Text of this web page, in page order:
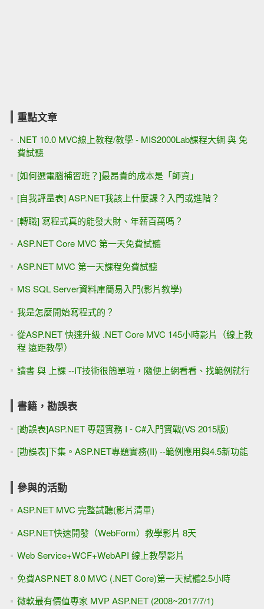
重點文章
.NET 10.0 MVC線上教程/教學 - MIS2000Lab課程大綱 與 免
費試聽
[如何選電腦補習班？]最昂貴的成本是「師資」
[自我評量表] ASP.NET我該上什麼課？入門或進階？
[轉職] 寫程式真的能發大財、年薪百萬嗎？
ASP.NET Core MVC 第一天免費試聽
ASP.NET MVC 第一天課程免費試聽
MS SQL Server資料庫簡易入門(影片教學)
我是怎麼開始寫程式的？
從ASP.NET 快速升級 .NET Core MVC 145小時影片（線上教
程 遠距教學）
讀書 與 上課 --IT技術很簡單啦，隨便上網看看、找範例就行
書籍，勘誤表
[勘誤表]ASP.NET 專題實務 I - C#入門實戰(VS 2015版)
[勘誤表]下集。ASP.NET專題實務(II) --範例應用與4.5新功能
參與的活動
ASP.NET MVC 完整試聽(影片清單)
ASP.NET快速開發（WebForm）教學影片 8天
Web Service+WCF+WebAPI 線上教學影片
免費ASP.NET 8.0 MVC (.NET Core)第一天試聽2.5小時
微軟最有價值專家 MVP ASP.NET (2008~2017/7/1)